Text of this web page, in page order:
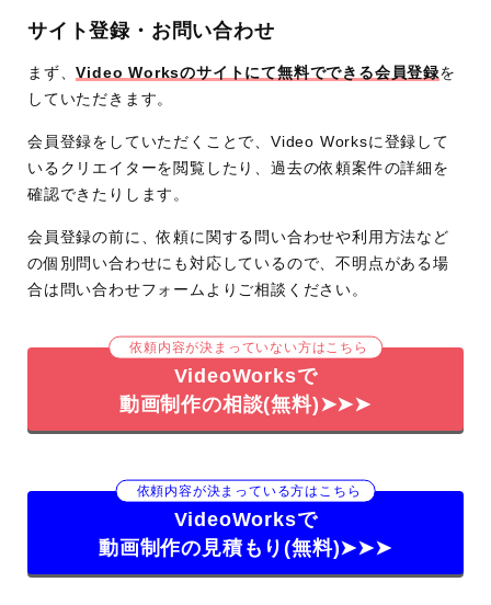
サイト登録・お問い合わせ
まず、Video Worksのサイトにて無料でできる会員登録を
していただきます。
会員登録をしていただくことで、Video Worksに登録して
いるクリエイターを閲覧したり、過去の依頼案件の詳細を
確認できたりします。
会員登録の前に、依頼に関する問い合わせや利用方法など
の個別問い合わせにも対応しているので、不明点がある場
合は問い合わせフォームよりご相談ください。
依頼内容が決まっていない方はこちら
VideoWorksで
動画制作の相談(無料)➤➤➤
依頼内容が決まっている方はこちら
VideoWorksで
動画制作の見積もり(無料)➤➤➤